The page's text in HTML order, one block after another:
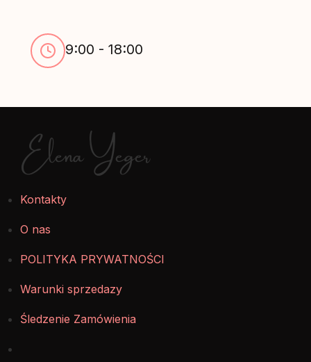
9:00 - 18:00
Elena Yeger
Kontakty
O nas
POLITYKA PRYWATNOŚCI
Warunki sprzedazy
Śledzenie Zamówienia